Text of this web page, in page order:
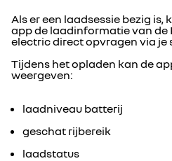
Als er een laadsessie bezig is,
app de laadinformatie van de
electric direct opvragen via je
Tijdens het opladen kan de
weergeven:
laadniveau batterij
geschat rijbereik
laadstatus